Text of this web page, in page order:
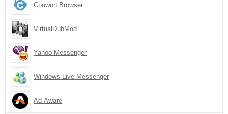
Coowon Browser
VirtualDubMod
Yahoo Messenger
Windows Live Messenger
Ad-Aware